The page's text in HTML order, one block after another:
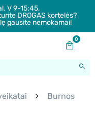
V 9-15:45,
DROGAS kortelės?
gausite nemokamai!
0
Burnos